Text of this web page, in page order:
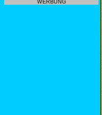
WERBUNG